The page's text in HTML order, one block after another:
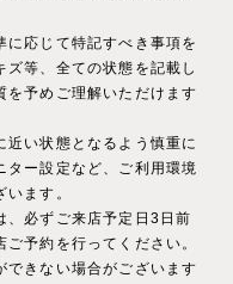
応じて特記すべき事項を
等、全ての状態を記載し
を予めご理解いただけます
い状態となるよう慎重に
ター設定など、ご利用環境
ます。
必ずご来店予定日3日前
予約を行ってください。
できない場合がございます